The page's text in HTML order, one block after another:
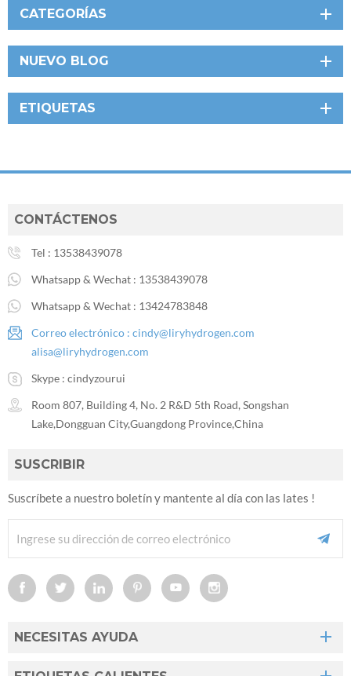
CATEGORÍAS
NUEVO BLOG
ETIQUETAS
CONTÁCTENOS
Tel : 13538439078
Whatsapp & Wechat : 13538439078
Whatsapp & Wechat : 13424783848
Correo electrónico : cindy@liryhydrogen.com
alisa@liryhydrogen.com
Skype : cindyzourui
Room 807, Building 4, No. 2 R&D 5th Road, Songshan
Lake,Dongguan City,Guangdong Province,China
SUSCRIBIR
Suscríbete a nuestro boletín y mantente al día con las lates !
NECESITAS AYUDA